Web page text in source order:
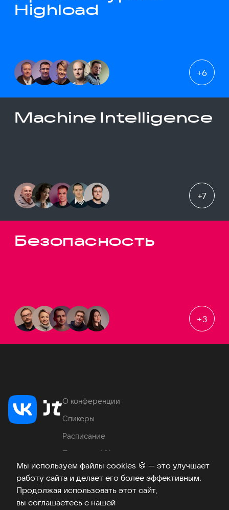
Мы используем файлы cookies 🍪 — это улучшает
работу сайта и делает его более эффективным.
Продолжая использовать этот сайт,
вы соглашаетесь с нашей
Highload
+6
Machine Intelligence
+7
Безопасность
+3
О конференции
Спикеры
Расписание
Продукты VK
Место проведения
Часто задаваемые вопросы